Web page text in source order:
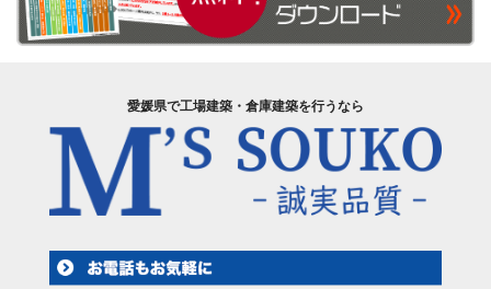
愛媛県で工場建築・倉庫建築を行うなら